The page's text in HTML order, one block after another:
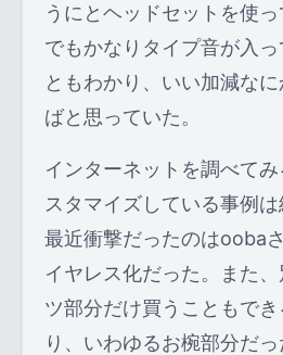
うにとヘッドセットを使
でもかなりタイプ音が入
ともわかり、いい加減な
ばと思っていた。
インターネットを調べて
スタマイズしている事例
最近衝撃だったのはooba
イヤレス化だった。また
ツ部分だけ買うこともで
り、いわゆるお椀部分だ